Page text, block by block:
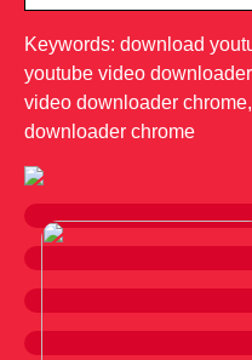
Keywords: download
youtube video
video downloader
downloader chrome